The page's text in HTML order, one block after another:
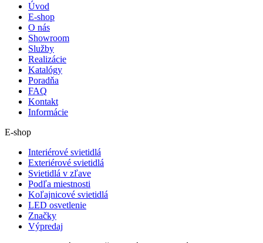
Úvod
E-shop
O nás
Showroom
Služby
Realizácie
Katalógy
Poradňa
FAQ
Kontakt
Informácie
E-shop
Interiérové svietidlá
Exteriérové svietidlá
Svietidlá v zľave
Podľa miestnosti
Koľajnicové svietidlá
LED osvetlenie
Značky
Výpredaj